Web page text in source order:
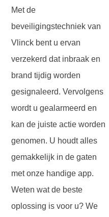
Met de
beveiligingstechniek van
Vlinck bent u ervan
verzekerd dat inbraak en
brand tijdig worden
gesignaleerd. Vervolgens
wordt u gealarmeerd en
kan de juiste actie worden
genomen. U houdt alles
gemakkelijk in de gaten
met onze handige app.
Weten wat de beste
oplossing is voor u? We